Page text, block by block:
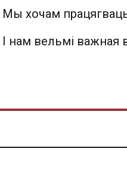
Мы хочам
І нам вельмі важная